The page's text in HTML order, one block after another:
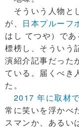
そういう人物と
が、 日本プルーフ
はし てつや）で
標榜し、そういう
演紹介記事だった
ている。届くべき
た。
2017 年に取材
常に笑いを浮かべ
スマンか、あるい